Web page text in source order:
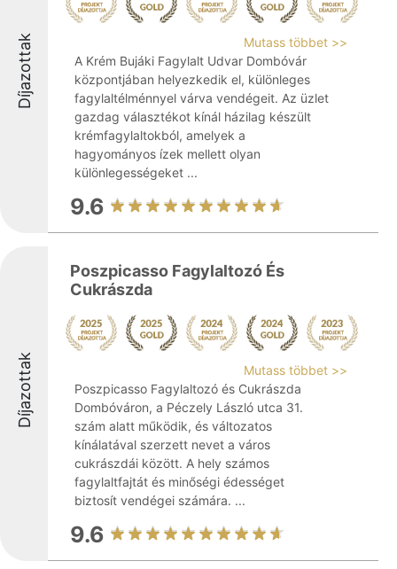
Díjazottak
Mutass többet >>
A Krém Bujáki Fagylalt Udvar Dombóvár
központjában helyezkedik el, különleges
fagylaltélménnyel várva vendégeit. Az üzlet
gazdag választékot kínál házilag készült
krémfagylaltokból, amelyek a
hagyományos ízek mellett olyan
különlegességeket ...
9.6
Díjazottak
Poszpicasso Fagylaltozó És
Cukrászda
Mutass többet >>
Poszpicasso Fagylaltozó és Cukrászda
Dombóváron, a Péczely László utca 31.
szám alatt működik, és változatos
kínálatával szerzett nevet a város
cukrászdái között. A hely számos
fagylaltfajtát és minőségi édességet
biztosít vendégei számára. ...
9.6